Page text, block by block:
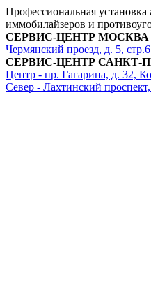
Профессиональная установка
иммобилайзеров и
СЕРВИС-ЦЕНТР МОСКВА
Чермянский проезд, д. 5, стр.6
СЕРВИС-ЦЕНТР САНКТ-
Центр - пр. Гагарина, д. 32,
Север - Лахтинский